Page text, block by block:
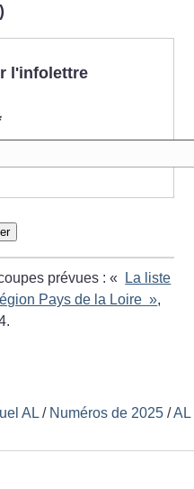
l'infolettre
prévues : «
La liste
Pays de la Loire »,
AL/ Numéros de 2025 /AL